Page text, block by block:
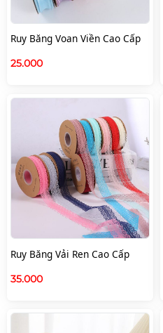
Ruy Băng Voan Viền Cao Cấp
25.000
Ruy Băng Vải Ren Cao Cấp
35.000